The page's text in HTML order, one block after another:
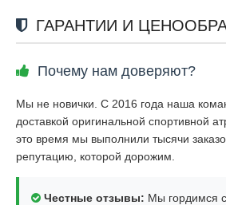
ГАРАНТИИ И
Почему нам доверяют?
Мы не новички. С 2016 года наша
доставкой оригинальной спортивной
это время мы выполнили тысячи
репутацию, которой дорожим.
Честные отзывы: Мы гордимся